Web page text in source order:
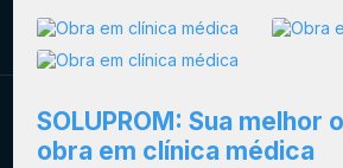
SOLUPROM: Sua melhor
obra em clínica médica